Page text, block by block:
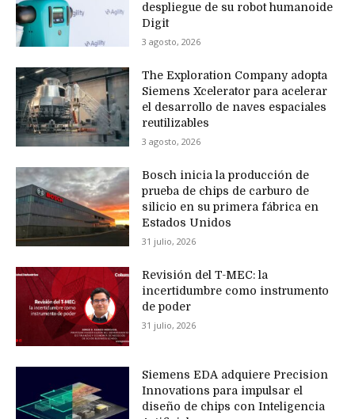
despliegue de su robot humanoide
Digit
3 agosto, 2026
The Exploration Company adopta
Siemens Xcelerator para acelerar
el desarrollo de naves espaciales
reutilizables
3 agosto, 2026
Bosch inicia la producción de
prueba de chips de carburo de
silicio en su primera fábrica en
Estados Unidos
31 julio, 2026
Revisión del T-MEC: la
incertidumbre como instrumento
de poder
31 julio, 2026
Siemens EDA adquiere Precision
Innovations para impulsar el
diseño de chips con Inteligencia